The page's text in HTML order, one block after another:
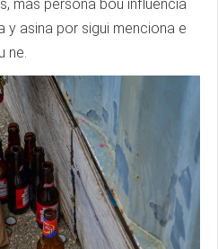
mas persona bou influencia
y asina por sigui menciona e
ne.